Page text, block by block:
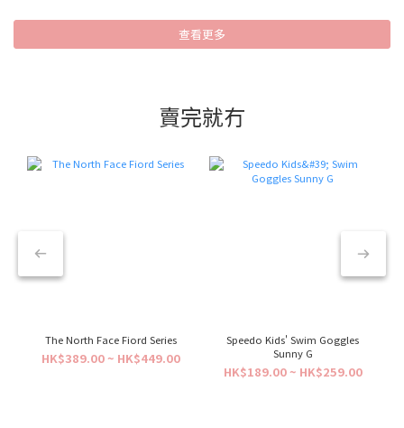
查看更多
賣完就冇
The North Face Fiord Series
HK$389.00 ~ HK$449.00
Speedo Kids' Swim Goggles
Sunny G
HK$189.00 ~ HK$259.00